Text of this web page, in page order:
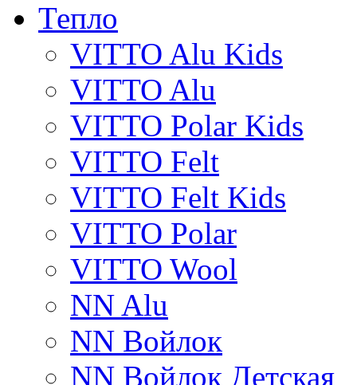
Тепло
VITTO Alu Kids
VITTO Alu
VITTO Polar Kids
VITTO Felt
VITTO Felt Kids
VITTO Polar
VITTO Wool
NN Alu
NN Войлок
NN Войлок Детская